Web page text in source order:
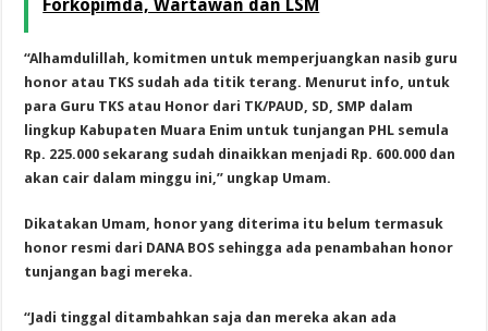
Forkopimda, Wartawan dan LSM
“Alhamdulillah, komitmen untuk memperjuangkan nasib guru
honor atau TKS sudah ada titik terang. Menurut info, untuk
para Guru TKS atau Honor dari TK/PAUD, SD, SMP dalam
lingkup Kabupaten Muara Enim untuk tunjangan PHL semula
Rp. 225.000 sekarang sudah dinaikkan menjadi Rp. 600.000 dan
akan cair dalam minggu ini,” ungkap Umam.
Dikatakan Umam, honor yang diterima itu belum termasuk
honor resmi dari DANA BOS sehingga ada penambahan honor
tunjangan bagi mereka.
“Jadi tinggal ditambahkan saja dan mereka akan ada